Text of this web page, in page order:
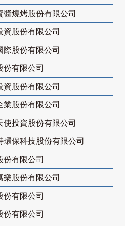
醬燒烤股份有限公司
資股份有限公司
際股份有限公司
份有限公司
資股份有限公司
業股份有限公司
使投資股份有限公司
環保科技股份有限公司
份有限公司
樂股份有限公司
份有限公司
份有限公司